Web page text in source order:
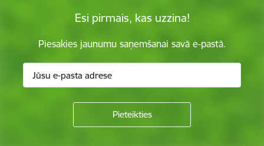
Esi pirmais, kas uzzina!
Piesakies jaunumu saņemšanai savā e-pastā.